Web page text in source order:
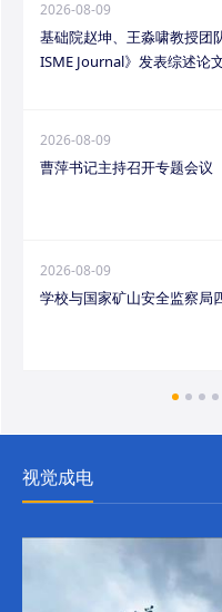
2026-08-09
基础院赵坤、王淼啸教授团
ISME Journal》发表综述论
2026-08-09
曹萍书记主持召开专题会议
2026-08-09
学校与国家矿山安全监察局
视觉成电